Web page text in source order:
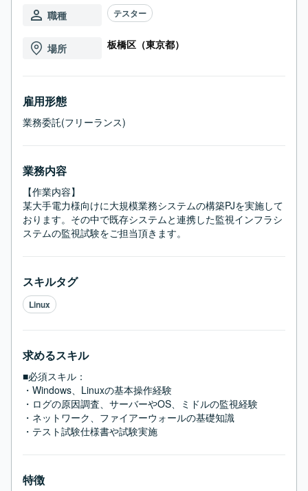
職種 テスター
場所 板橋区（東京都）
雇用形態
業務委託(フリーランス)
業務内容
【作業内容】
某大手電力様向けに大規模業務システムの構築PJを実施して
おります。その中で既存システムと連携した監視インフラシ
ステムの監視試験をご担当頂きます。
スキルタグ
Linux
求めるスキル
■必須スキル：
・Windows、Linuxの基本操作経験
・ログの原因調査、サーバーやOS、ミドルの監視経験
・ネットワーク、ファイアーウォールの基礎知識
・テスト試験仕様書や試験実施
特徴